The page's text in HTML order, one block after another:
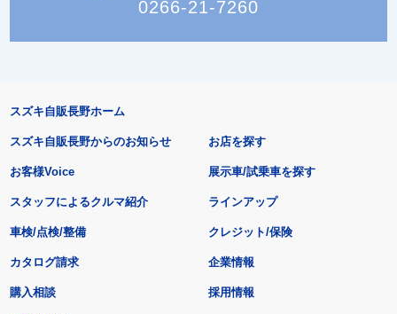
0266-21-7260
スズキ自販長野ホーム
スズキ自販長野からのお知らせ
お客様Voice
スタッフによるクルマ紹介
お店を探す
展示車/試乗車を探す
ラインアップ
車検/点検/整備 クレジット/保険
カタログ請求
購入相談
企業情報
採用情報